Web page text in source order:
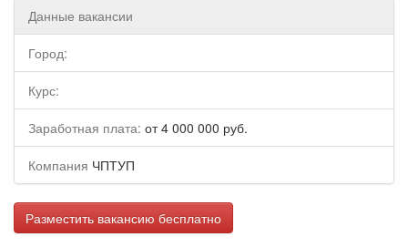
Данные вакансии
Город:
Курс:
Заработная плата: от 4 000 000 руб.
Компания ЧПТУП
Разместить вакансию бесплатно